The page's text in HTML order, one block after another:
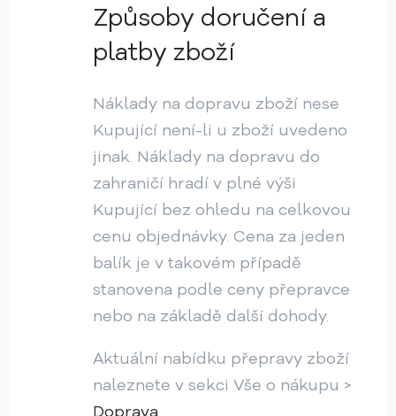
Způsoby doručení a
platby zboží
Náklady na dopravu zboží nese
Kupující není-li u zboží uvedeno
jinak. Náklady na dopravu do
zahraničí hradí v plné výši
Kupující bez ohledu na celkovou
cenu objednávky. Cena za jeden
balík je v takovém případě
stanovena podle ceny přepravce
nebo na základě další dohody.
Aktuální nabídku přepravy zboží
naleznete v sekci Vše o nákupu >